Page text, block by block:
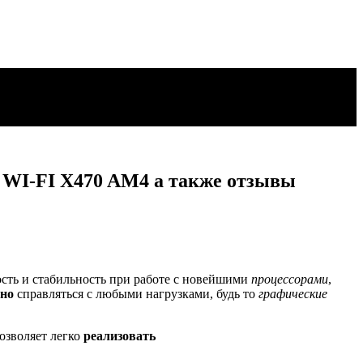
FI X470 AM4 а также отзывы
и стабильность при работе с новейшими процессорами,
справляться с любыми нагрузками, будь то графические
легко реализовать